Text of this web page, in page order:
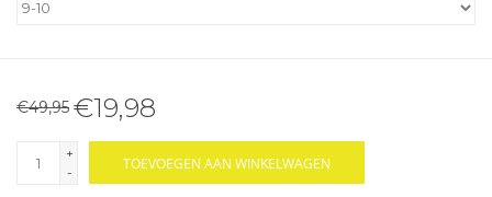
€49,95 €19,98
+
-
TOEVOEGEN AAN WINKELWAGEN